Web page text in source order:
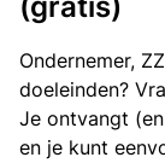
Ondernemer,
doeleinden?
Je ontvangt
en je kunt